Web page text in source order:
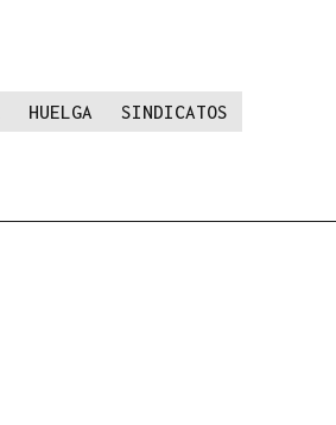
HUELGA
SINDICATOS